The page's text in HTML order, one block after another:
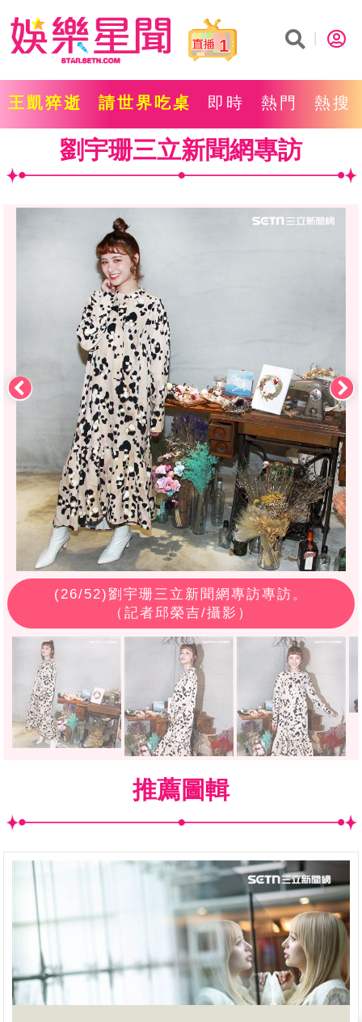
1
王凱猝逝 請世界吃桌 即時 熱門 熱搜
劉宇珊三立新聞網專訪
(26/52)劉宇珊三立新聞網專訪專訪。
（記者邱榮吉/攝影）
推薦圖輯